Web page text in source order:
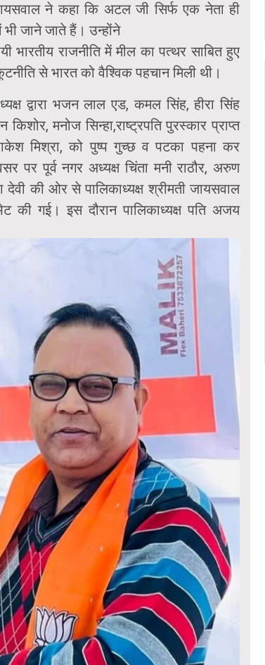
ने कहा कि अटल जी सिर्फ एक नेता ही
जाने जाते हैं। उन्होंने
भारतीय राजनीति में मील का पत्थर साबित हुए
से भारत को वैश्विक पहचान मिली थी।
द्वारा भजन लाल एड, कमल सिंह, हीरा सिंह
मनोज सिन्हा,राष्ट्रपति पुरस्कार प्राप्त
मिश्रा, को पुष्प गुच्छ व पटका पहना कर
पर पूर्व नगर अध्यक्ष चिंता मनी राठौर, अरुण
की ओर से पालिकाध्यक्ष श्रीमती जायसवाल
की गई। इस दौरान पालिकाध्यक्ष पति अजय